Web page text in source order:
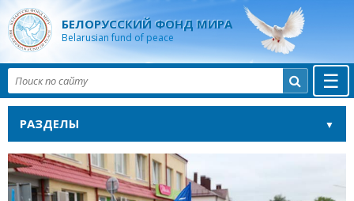
БЕЛОРУССКИЙ ФОНД МИРА
Belarusian fund of peace
☰

РАЗДЕЛЫ